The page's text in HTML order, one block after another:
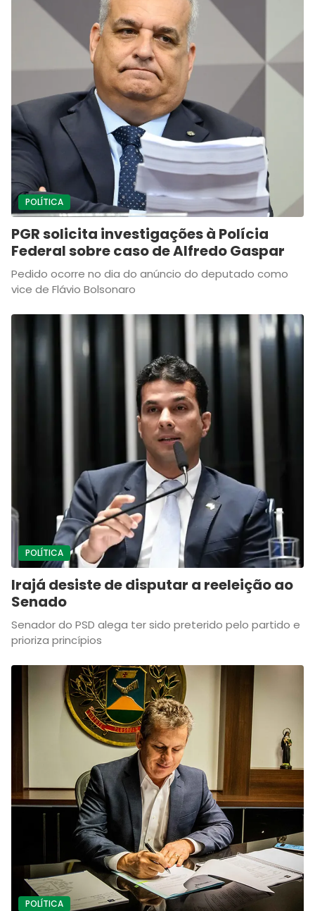
POLÍTICA
PGR solicita investigações à Polícia
Federal sobre caso de Alfredo Gaspar
Pedido ocorre no dia do anúncio do deputado como
vice de Flávio Bolsonaro
POLÍTICA
Irajá desiste de disputar a reeleição ao
Senado
Senador do PSD alega ter sido preterido pelo partido e
prioriza princípios
POLÍTICA